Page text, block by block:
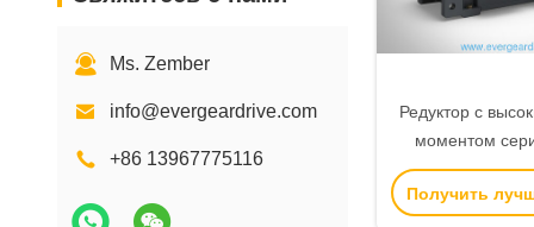
Ms. Zember
info@evergeardrive.com
+86 13967775116
Редуктор с
моментом
коническо-
передачей,
Получить